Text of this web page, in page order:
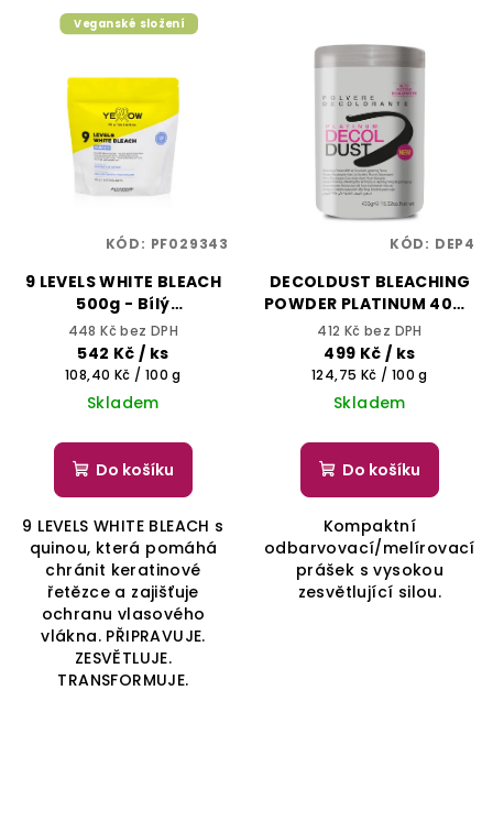
Veganské složení
9 LEVELS WHITE BLEACH
500g - Bílý
melírovací/odbarvovací
prášek, zesvětlí až o 9
tónů - YELLOW
PROFESSIONAL
448 Kč bez DPH
542 Kč / ks
Měrná
cena:
108,40 Kč / 100 g
Skladem
Do košíku
9 LEVELS WHITE BLEACH s
quinou, která pomáhá
chránit keratinové
řetězce a zajišťuje
ochranu vlasového
vlákna. PŘIPRAVUJE.
ZESVĚTLUJE.
TRANSFORMUJE.
KÓD: PF029343
DECOLDUST BLEACHING
POWDER PLATINUM 400g
- Kompaktní
odbarvovací/melírovací
prášek s vysokou
zesvětlující silou -
BHEYSE
412 Kč bez DPH
499 Kč / ks
Měrná
cena:
124,75 Kč / 100 g
Skladem
Do košíku
Kompaktní
odbarvovací/melírovací
prášek s vysokou
zesvětlující silou.
KÓD: DEP4